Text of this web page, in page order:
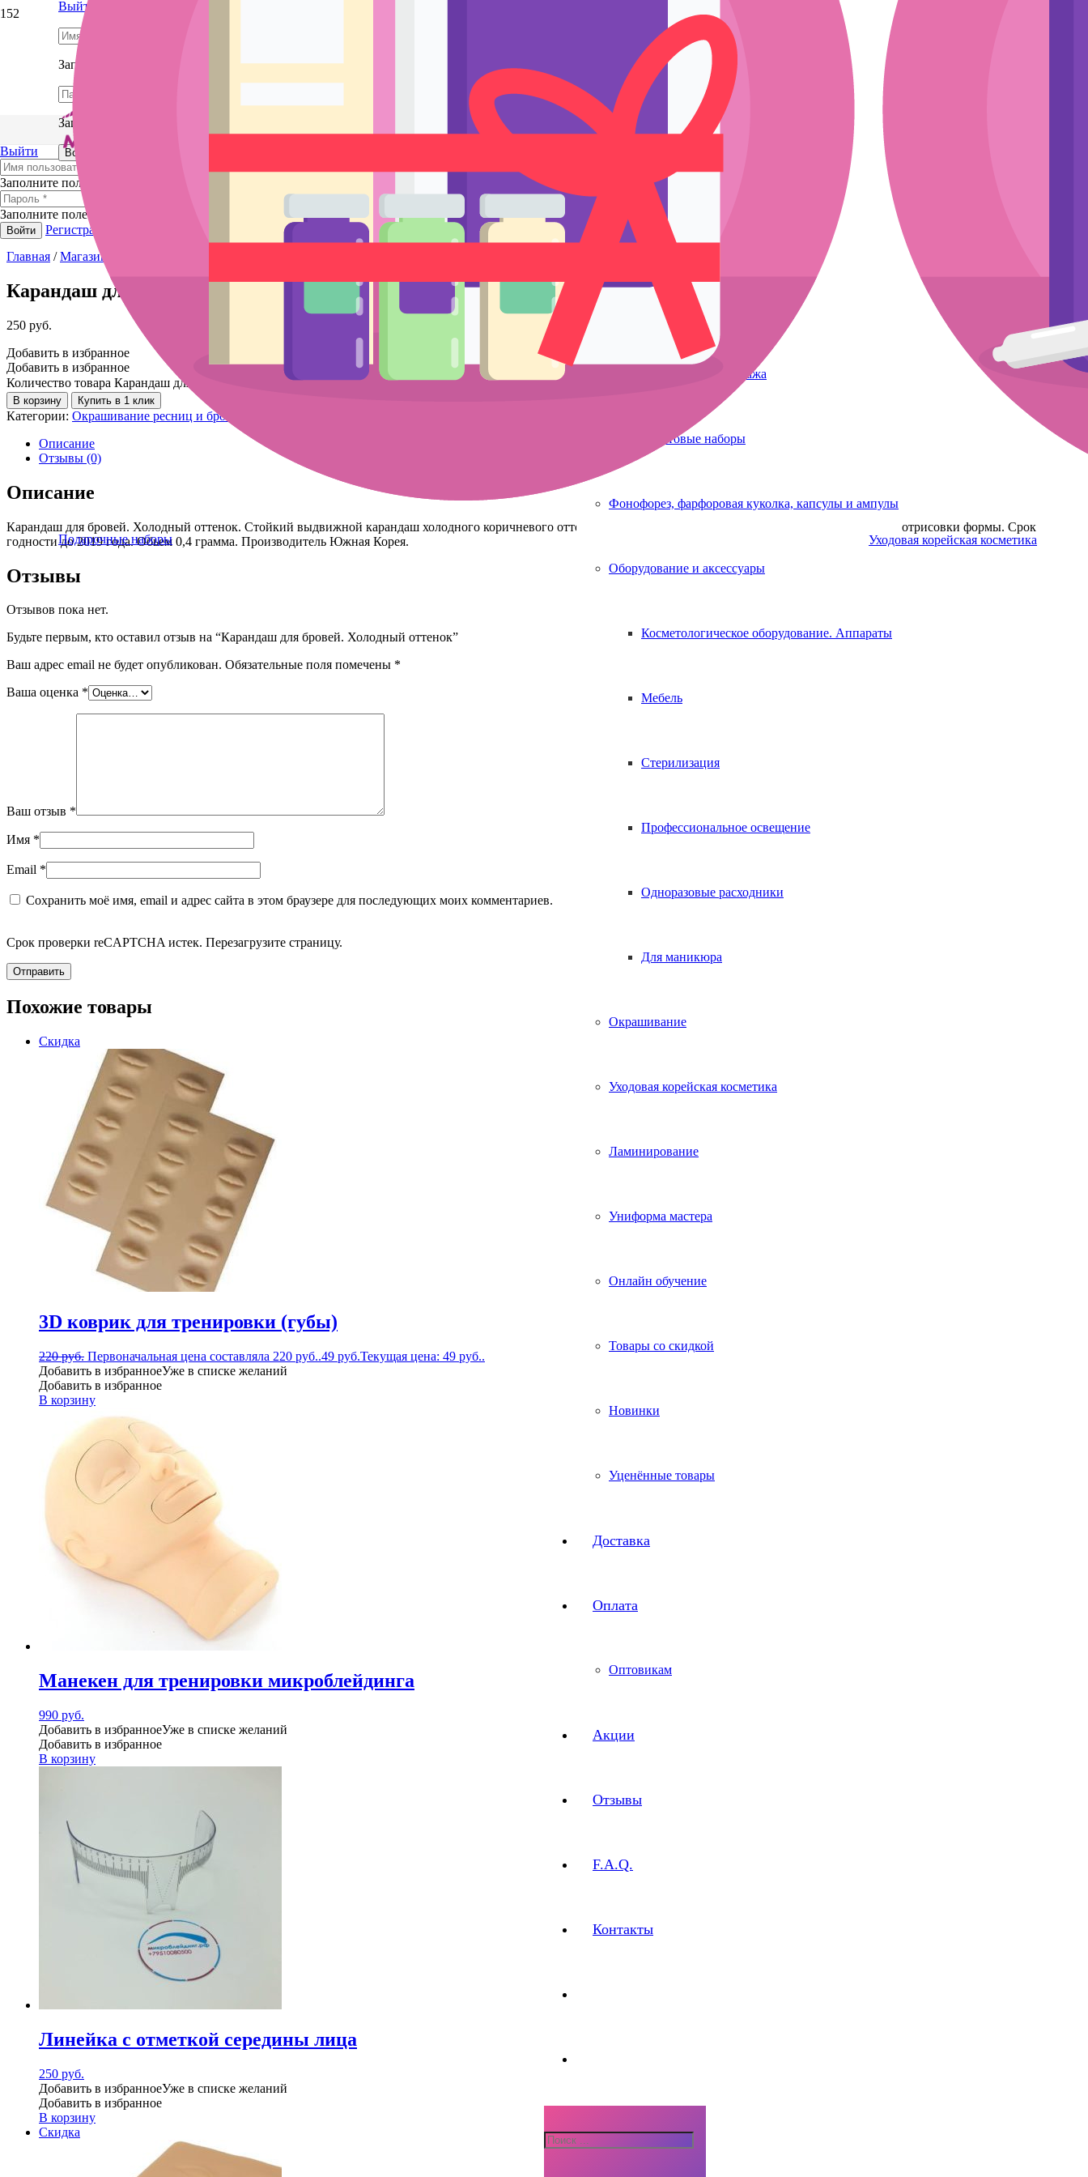
Выйти
Заполните поле
Заполните поле
Войти
Ручки держатели
Тренировка и эскиз
Подставки и емкости
Одноразовые расходники
Аппараты для татуажа
Стартовые наборы
Фонофорез, фарфоровая куколка, капсулы и ампулы
Оборудование и аксессуары
Косметологическое оборудование. Аппараты
Мебель
Стерилизация
Профессиональное освещение
Одноразовые расходники
Для маникюра
Окрашивание
Уходовая корейская косметика
Ламинирование
Униформа мастера
Онлайн обучение
Товары со скидкой
Новинки
Уценённые товары
Доставка
Оплата
Оптовикам
Акции
Отзывы
F.A.Q.
Контакты
Подарочные наборы Уходовая корейская косметика
Выйти
Заполните поле
Заполните поле
Войти Регистрация
Главная /Магазин
Карандаш для бровей. Холодный оттенок
250 руб.
Добавить в избранное
Добавить в избранное
Количество товара Карандаш для бровей. Холодный оттенок
В корзину Купить в 1 клик
Категории: Окрашивание ресниц и бровей
Описание
Отзывы (0)
Описание
Карандаш для бровей. Холодный оттенок. Стойкий выдвижной карандаш холодного коричневого оттенка. Не требует заточки. Подходит для макияжа бровей и отрисовки формы. Срок
годности до 2019 года. Обьем 0,4 грамма. Производитель Южная Корея.
Отзывы
Отзывов пока нет.
Будьте первым, кто оставил отзыв на “Карандаш для бровей. Холодный оттенок”
Ваш адрес email не будет опубликован. Обязательные поля помечены *
Ваша оценка *
Ваш отзыв *
Имя *
Email *
Сохранить моё имя, email и адрес сайта в этом браузере для последующих моих комментариев.
Срок проверки reCAPTCHA истек. Перезагрузите страницу.
Похожие товары
Скидка
3D коврик для тренировки (губы)
220руб. Первоначальная цена составляла 220 руб..49 руб.Текущая цена: 49 руб..
Добавить в избранноеУже в списке желаний
Добавить в избранное
В корзину
Манекен для тренировки микроблейдинга
990 руб.
Добавить в избранноеУже в списке желаний
Добавить в избранное
В корзину
Линейка с отметкой середины лица
250 руб.
Добавить в избранноеУже в списке желаний
Добавить в избранное
В корзину
Скидка